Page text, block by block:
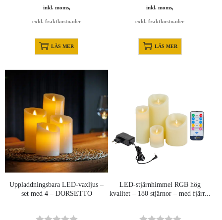
inkl. moms,
exkl. fraktkostnader
LÄS MER
inkl. moms,
exkl. fraktkostnader
LÄS MER
Uppladdningsbara LED-vaxljus –
set med 4 – DORSETTO
LED-stjärnhimmel RGB hög
kvalitet – 180 stjärnor – med fjärr...